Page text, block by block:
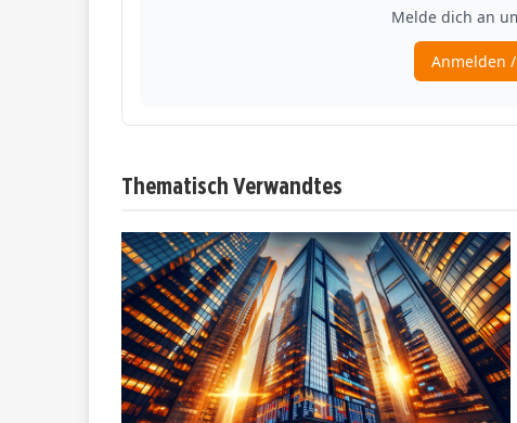
Thematisch Verwandtes